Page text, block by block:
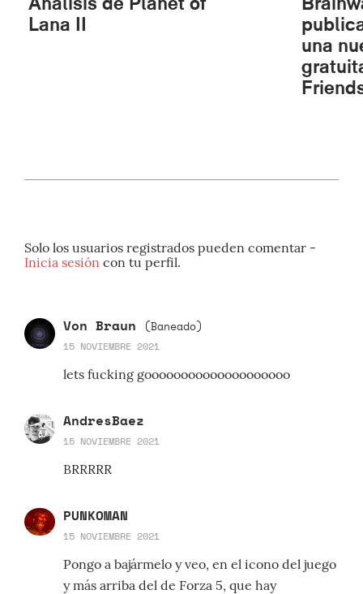
Lana II
una
Solo los usuarios registrados pueden comentar -
Inicia sesión con tu perfil.
Von Braun (Baneado)
15 NOVIEMBRE 2021
lets fucking goooooooooooooooooooo
AndresBaez
15 NOVIEMBRE 2021
BRRRRR
PUNKOMAN
15 NOVIEMBRE 2021
Pongo a bajármelo y veo, en el icono del juego
y más arriba del de Forza 5, que hay